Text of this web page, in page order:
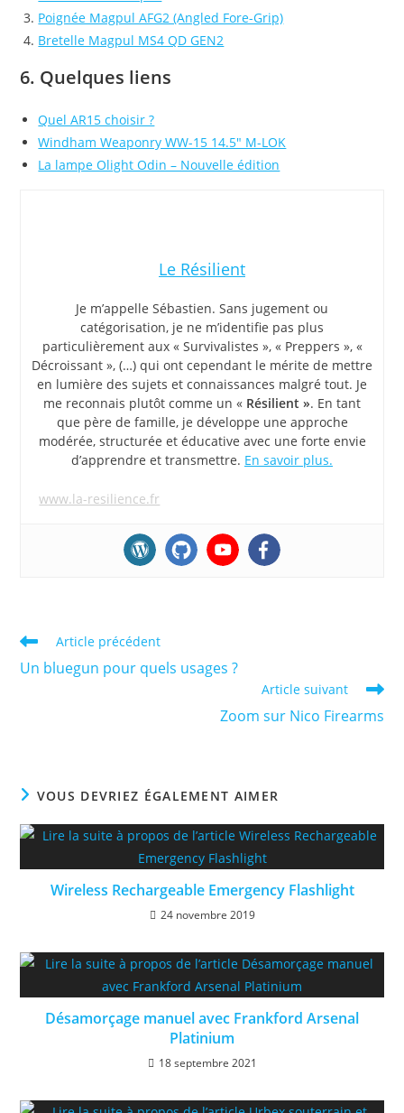
Poignée Magpul AFG2 (Angled Fore-Grip)
Bretelle Magpul MS4 QD GEN2
6. Quelques liens
Quel AR15 choisir ?
Windham Weaponry WW-15 14.5″ M-LOK
La lampe Olight Odin – Nouvelle édition
Le Résilient
Je m’appelle Sébastien. Sans jugement ou
catégorisation, je ne m’identifie pas plus
particulièrement aux « Survivalistes », « Preppers », «
Décroissant », (…) qui ont cependant le mérite de mettre
en lumière des sujets et connaissances malgré tout. Je
me reconnais plutôt comme un « Résilient ». En tant
que père de famille, je développe une approche
modérée, structurée et éducative avec une forte envie
d’apprendre et transmettre. En savoir plus.
www.la-resilience.fr
Read
more
articles
Article précédent
Un bluegun pour quels usages ?
Article suivant
Zoom sur Nico Firearms
VOUS DEVRIEZ ÉGALEMENT AIMER
Wireless Rechargeable Emergency Flashlight
24 novembre 2019
Désamorçage manuel avec Frankford Arsenal
Platinium
18 septembre 2021